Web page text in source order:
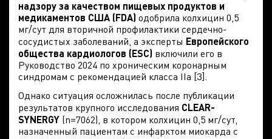
надзору за качеством пищевых продуктов и
медикаментов США (FDA) одобрила колхицин 0,5
мг/сут для вторичной профилактики сердечно-
сосудистых заболеваний, а эксперты Европейского
общества кардиологов (ESC) включили его в
Руководство 2024 по хроническим коронарным
синдромам с рекомендацией класса IIa [3].
Однако ситуация осложнилась после публикации
результатов крупного исследования CLEAR-
SYNERGY (n=7062), в котором колхицин 0,5 мг/сут,
назначенный пациентам с инфарктом миокарда с